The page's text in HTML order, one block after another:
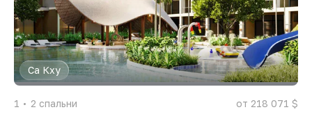
Са Кху
1 2 спальни от 218 071 $